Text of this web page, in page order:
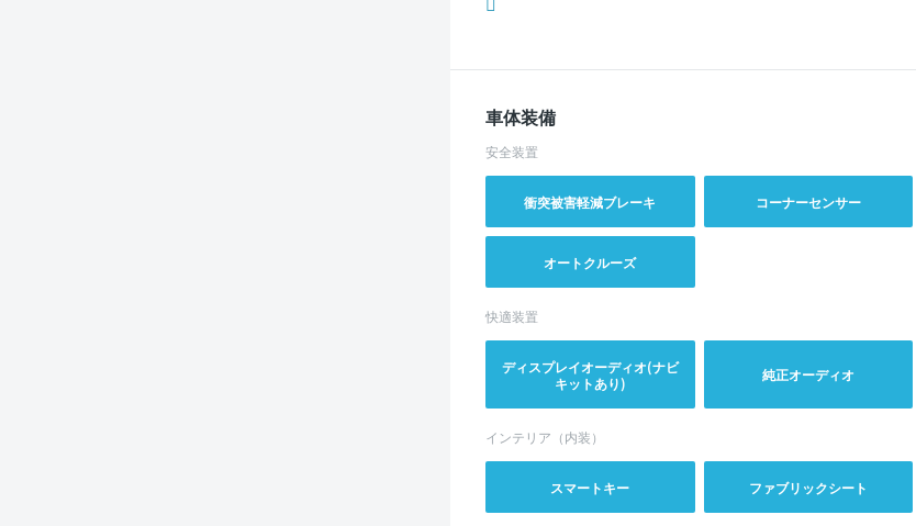
車体装備
安全装置
衝突被害軽減ブレーキ コーナーセンサー
オートクルーズ
快適装置
ディスプレイオーディオ(ナビ
キットあり)
純正オーディオ
インテリア（内装）
スマートキー ファブリックシート